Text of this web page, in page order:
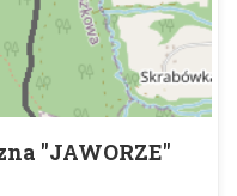
"JAWORZE"